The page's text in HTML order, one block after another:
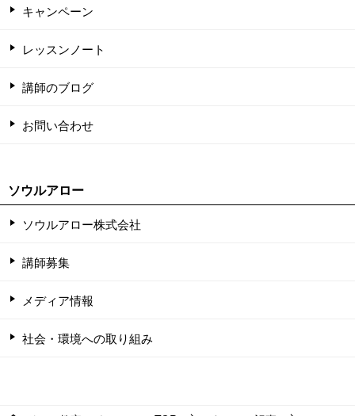
キャンペーン
レッスンノート
講師のブログ
お問い合わせ
ソウルアロー
ソウルアロー株式会社
講師募集
メディア情報
社会・環境への取り組み